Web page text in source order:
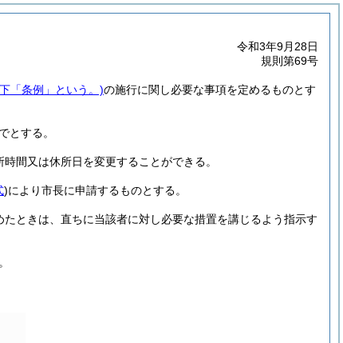
令和3年9月28日
規則第69号
「条例」という。)の施行に関し必要な事項を定めるものとす
とする。
間又は休所日を変更することができる。
)により市長に申請するものとする。
ときは、直ちに当該者に対し必要な措置を講じるよう指示す